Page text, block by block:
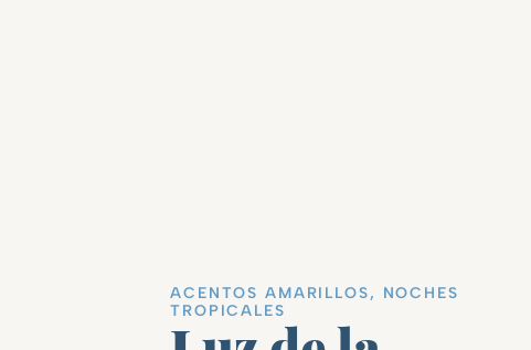
ACENTOS AMARILLOS, NOCHES
TROPICALES